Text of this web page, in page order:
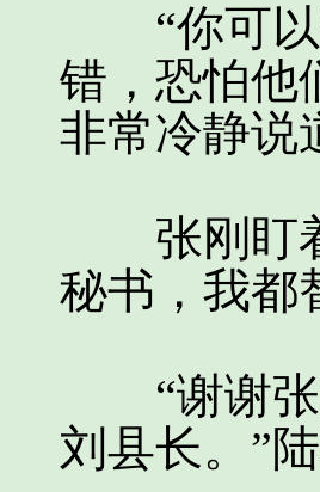
“你可以
错，恐怕他
非常冷静说
张刚盯着
秘书，我都
“谢谢张
刘县长。”